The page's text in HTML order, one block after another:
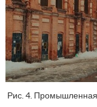
Рис. 4. Промышленная